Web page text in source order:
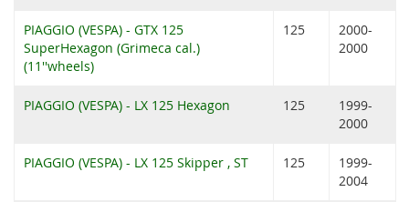
PIAGGIO (VESPA) - GTX 125
SuperHexagon (Grimeca cal.)
(11''wheels)
125
2000-
2000
PIAGGIO (VESPA) - LX 125 Hexagon 125
1999-
2000
PIAGGIO (VESPA) - LX 125 Skipper , ST 125
1999-
2004